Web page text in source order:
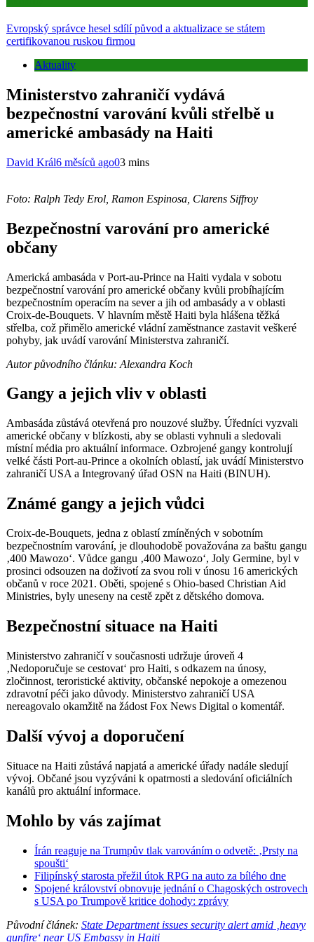
Evropský správce hesel sdílí původ a aktualizace se státem
certifikovanou ruskou firmou
Aktuality
Ministerstvo zahraničí vydává
bezpečnostní varování kvůli střelbě u
americké ambasády na Haiti
David Král6 měsíců ago03 mins
Foto: Ralph Tedy Erol, Ramon Espinosa, Clarens Siffroy
Bezpečnostní varování pro americké
občany
Americká ambasáda v Port-au-Prince na Haiti vydala v sobotu
bezpečnostní varování pro americké občany kvůli probíhajícím
bezpečnostním operacím na sever a jih od ambasády a v oblasti
Croix-de-Bouquets. V hlavním městě Haiti byla hlášena těžká
střelba, což přimělo americké vládní zaměstnance zastavit veškeré
pohyby, jak uvádí varování Ministerstva zahraničí.
Autor původního článku: Alexandra Koch
Gangy a jejich vliv v oblasti
Ambasáda zůstává otevřená pro nouzové služby. Úředníci vyzvali
americké občany v blízkosti, aby se oblasti vyhnuli a sledovali
místní média pro aktuální informace. Ozbrojené gangy kontrolují
velké části Port-au-Prince a okolních oblastí, jak uvádí Ministerstvo
zahraničí USA a Integrovaný úřad OSN na Haiti (BINUH).
Známé gangy a jejich vůdci
Croix-de-Bouquets, jedna z oblastí zmíněných v sobotním
bezpečnostním varování, je dlouhodobě považována za baštu gangu
‚400 Mawozo‘. Vůdce gangu ‚400 Mawozo‘, Joly Germine, byl v
prosinci odsouzen na doživotí za svou roli v únosu 16 amerických
občanů v roce 2021. Oběti, spojené s Ohio-based Christian Aid
Ministries, byly uneseny na cestě zpět z dětského domova.
Bezpečnostní situace na Haiti
Ministerstvo zahraničí v současnosti udržuje úroveň 4
‚Nedoporučuje se cestovat‘ pro Haiti, s odkazem na únosy,
zločinnost, teroristické aktivity, občanské nepokoje a omezenou
zdravotní péči jako důvody. Ministerstvo zahraničí USA
nereagovalo okamžitě na žádost Fox News Digital o komentář.
Další vývoj a doporučení
Situace na Haiti zůstává napjatá a americké úřady nadále sledují
vývoj. Občané jsou vyzýváni k opatrnosti a sledování oficiálních
kanálů pro aktuální informace.
Mohlo by vás zajímat
Írán reaguje na Trumpův tlak varováním o odvetě: ‚Prsty na
spoušti‘
Filipínský starosta přežil útok RPG na auto za bílého dne
Spojené království obnovuje jednání o Chagoských ostrovech
s USA po Trumpově kritice dohody: zprávy
Původní článek: State Department issues security alert amid ‚heavy
gunfire‘ near US Embassy in Haiti